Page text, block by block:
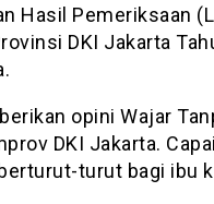
Hasil Pemeriksaan
DKI Jakarta
opini Wajar
DKI Jakarta.
turut bagi ibu